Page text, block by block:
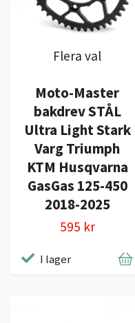
Flera val
Moto-Master
bakdrev STÅL
Ultra Light Stark
Varg Triumph
KTM Husqvarna
GasGas 125-450
2018-2025
595 kr
I lager